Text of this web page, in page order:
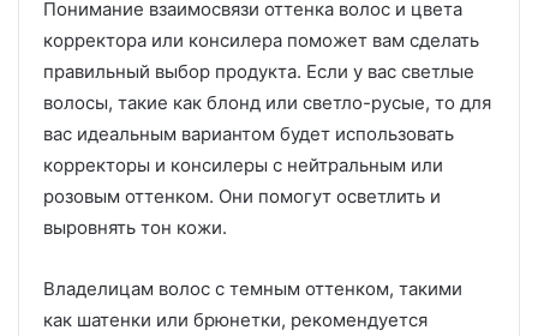
Понимание взаимосвязи оттенка волос и цвета
корректора или консилера поможет вам сделать
правильный выбор продукта. Если у вас светлые
волосы, такие как блонд или светло-русые, то для
вас идеальным вариантом будет использовать
корректоры и консилеры с нейтральным или
розовым оттенком. Они помогут осветлить и
выровнять тон кожи.
Владелицам волос с темным оттенком, такими
как шатенки или брюнетки, рекомендуется